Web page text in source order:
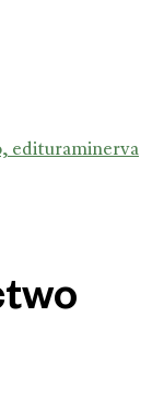
edituraminerva